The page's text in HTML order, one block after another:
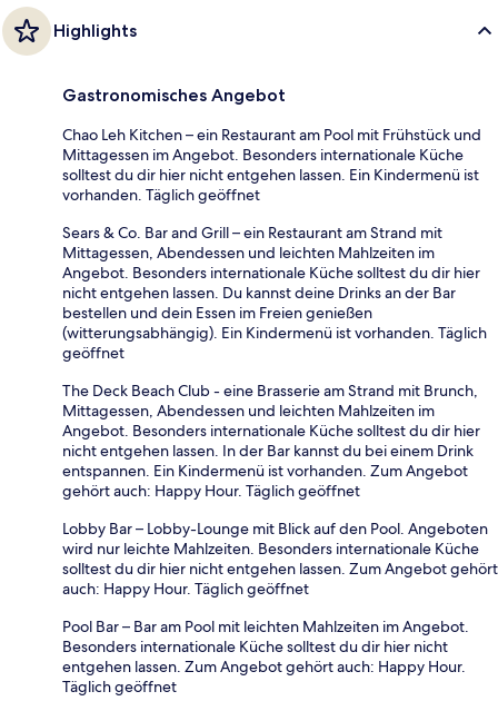
Highlights
Gastronomisches Angebot
Chao Leh Kitchen – ein Restaurant am Pool mit Frühstück und
Mittagessen im Angebot. Besonders internationale Küche
solltest du dir hier nicht entgehen lassen. Ein Kindermenü ist
vorhanden. Täglich geöffnet
Sears & Co. Bar and Grill – ein Restaurant am Strand mit
Mittagessen, Abendessen und leichten Mahlzeiten im
Angebot. Besonders internationale Küche solltest du dir hier
nicht entgehen lassen. Du kannst deine Drinks an der Bar
bestellen und dein Essen im Freien genießen
(witterungsabhängig). Ein Kindermenü ist vorhanden. Täglich
geöffnet
The Deck Beach Club - eine Brasserie am Strand mit Brunch,
Mittagessen, Abendessen und leichten Mahlzeiten im
Angebot. Besonders internationale Küche solltest du dir hier
nicht entgehen lassen. In der Bar kannst du bei einem Drink
entspannen. Ein Kindermenü ist vorhanden. Zum Angebot
gehört auch: Happy Hour. Täglich geöffnet
Lobby Bar – Lobby-Lounge mit Blick auf den Pool. Angeboten
wird nur leichte Mahlzeiten. Besonders internationale Küche
solltest du dir hier nicht entgehen lassen. Zum Angebot gehört
auch: Happy Hour. Täglich geöffnet
Pool Bar – Bar am Pool mit leichten Mahlzeiten im Angebot.
Besonders internationale Küche solltest du dir hier nicht
entgehen lassen. Zum Angebot gehört auch: Happy Hour.
Täglich geöffnet